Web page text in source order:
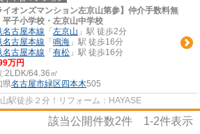
イオンズマンション左京山第参】仲介手数料無
平子小学校・左京山中学校
名古屋本線 「 左京山 」駅 徒歩2分
名古屋本線 「 鳴海 」駅 徒歩16分
名古屋本線 「 有松 」駅 徒歩16分
万円
:2LDK/64.36㎡
県名古屋市緑区 四本木505
駅徒歩２分！リフォーム：HAYASE
該当公開件数2件 1-2件表示